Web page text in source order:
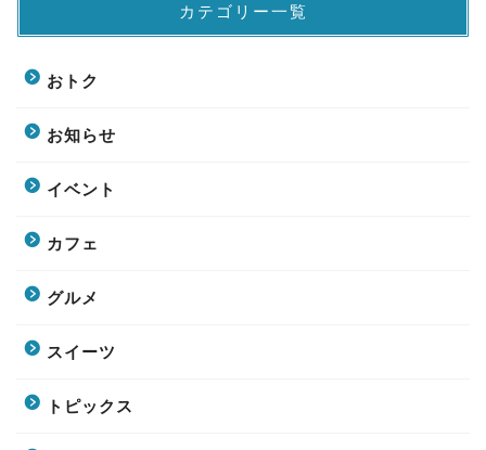
カテゴリー一覧
おトク
お知らせ
イベント
カフェ
グルメ
スイーツ
トピックス